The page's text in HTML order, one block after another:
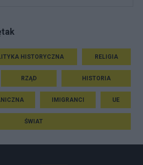
HISTORYCZNA RELIGIA
RZĄD HISTORIA
IMIGRANCI UE
ŚWIAT